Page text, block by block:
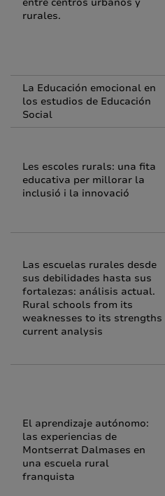
rurales.
La Educación emocional en
los estudios de Educación
Social
Les escoles rurals: una fita
educativa per millorar la
inclusió i la innovació
Las escuelas rurales desde
sus debilidades hasta sus
fortalezas: análisis actual.
Rural schools from its
weaknesses to its strengths
current analysis
El aprendizaje autónomo:
las experiencias de
Montserrat Dalmases en
una escuela rural
franquista